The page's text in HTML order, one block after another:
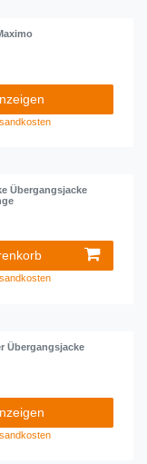
Übergangsjacke
Übergangsjacke